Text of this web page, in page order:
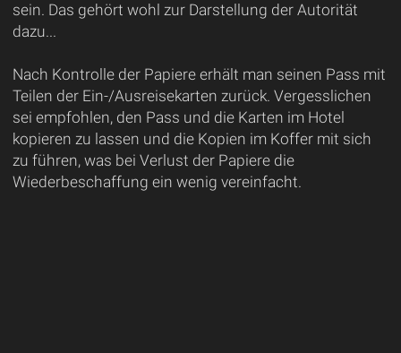
sein. Das gehört wohl zur Darstellung der Autorität
dazu...
Nach Kontrolle der Papiere erhält man seinen Pass mit
Teilen der Ein-/Ausreisekarten zurück. Vergesslichen
sei empfohlen, den Pass und die Karten im Hotel
kopieren zu lassen und die Kopien im Koffer mit sich
zu führen, was bei Verlust der Papiere die
Wiederbeschaffung ein wenig vereinfacht.